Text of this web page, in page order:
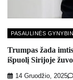
PASAULINĖS
Trumpas žada
išpuolį Sirijoje
14 Gruodžio, 2025